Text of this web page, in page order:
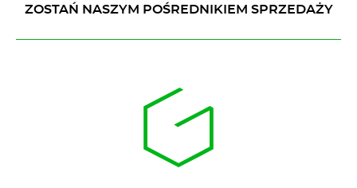
ZOSTAŃ NASZYM POŚREDNIKIEM SPRZEDAŻY